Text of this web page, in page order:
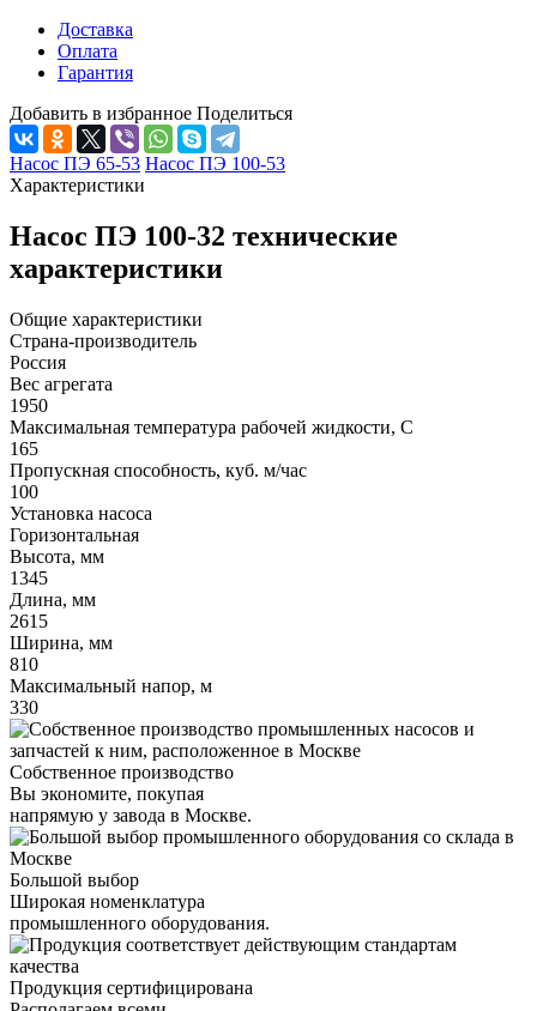
Доставка
Оплата
Гарантия
Добавить в избранное Поделиться
Насос ПЭ 65-53 Насос ПЭ 100-53
Характеристики
Насос ПЭ 100-32 технические
характеристики
Общие характеристики
Страна-производитель
Россия
Вес агрегата
1950
Максимальная температура рабочей жидкости, C
165
Пропускная способность, куб. м/час
100
Установка насоса
Горизонтальная
Высота, мм
1345
Длина, мм
2615
Ширина, мм
810
Максимальный напор, м
330
Собственное производство
Вы экономите, покупая
напрямую у завода в Москве.
Большой выбор
Широкая номенклатура
промышленного оборудования.
Продукция сертифицирована